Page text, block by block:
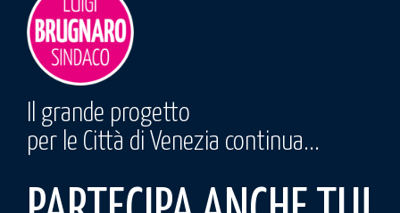
Il grande progetto
per le Città di Venezia continua...